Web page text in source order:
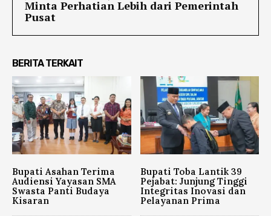
Minta Perhatian Lebih dari Pemerintah
Pusat
BERITA TERKAIT
Bupati Asahan Terima
Audiensi Yayasan SMA
Swasta Panti Budaya
Kisaran
Bupati Toba Lantik 39
Pejabat: Junjung Tinggi
Integritas Inovasi dan
Pelayanan Prima